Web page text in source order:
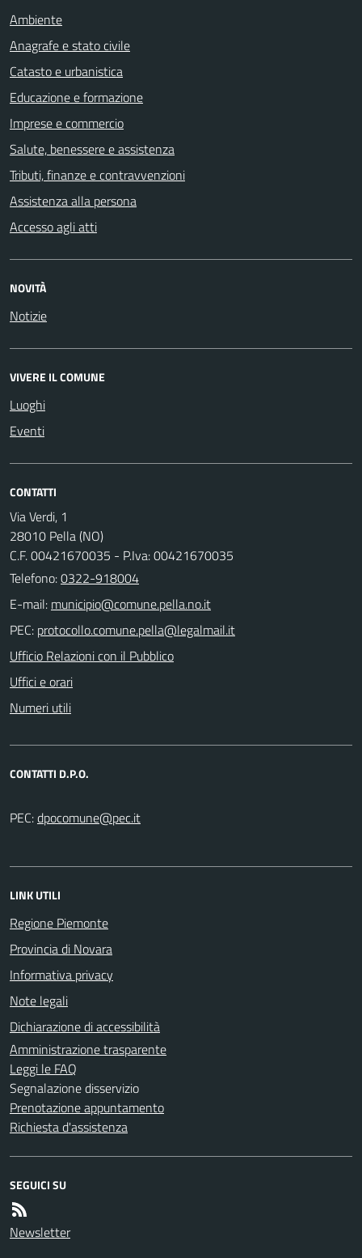
Ambiente
Anagrafe e stato civile
Catasto e urbanistica
Educazione e formazione
Imprese e commercio
Salute, benessere e assistenza
Tributi, finanze e contravvenzioni
Assistenza alla persona
Accesso agli atti
NOVITÀ
Notizie
VIVERE IL COMUNE
Luoghi
Eventi
CONTATTI
Via Verdi, 1
28010 Pella (NO)
C.F. 00421670035 - P.Iva: 00421670035
Telefono:0322-918004
E-mail:
PEC:
Ufficio Relazioni con il Pubblico
Uffici e orari
Numeri utili
CONTATTI D.P.O.
PEC:
LINK UTILI
Regione Piemonte
Provincia di Novara
Informativa privacy
Note legali
Dichiarazione di accessibilità
Amministrazione trasparente
Leggi le FAQ
Segnalazione disservizio
Prenotazione appuntamento
Richiesta d'assistenza
SEGUICI SU
Newsletter